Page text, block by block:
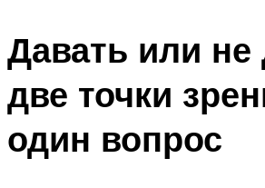
Давать или не
две точки
один вопрос